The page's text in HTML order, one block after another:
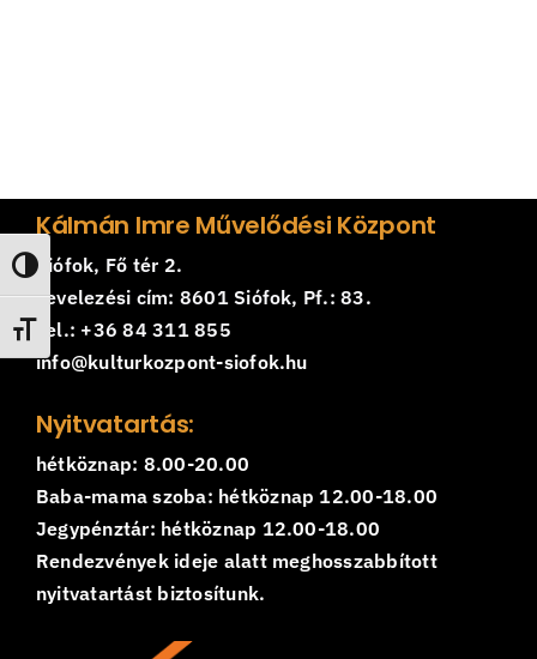
Nagy kontraszt váltása
Betűméret váltása
Kálmán Imre Művelődési Központ
Siófok, Fő tér 2.
Levelezési cím: 8601 Siófok, Pf.: 83.
Tel.: +36 84 311 855
info@kulturkozpont-siofok.hu
Nyitvatartás:
hétköznap: 8.00-20.00
Baba-mama szoba: hétköznap 12.00-18.00
Jegypénztár: hétköznap 12.00-18.00
Rendezvények ideje alatt meghosszabbított
nyitvatartást biztosítunk.